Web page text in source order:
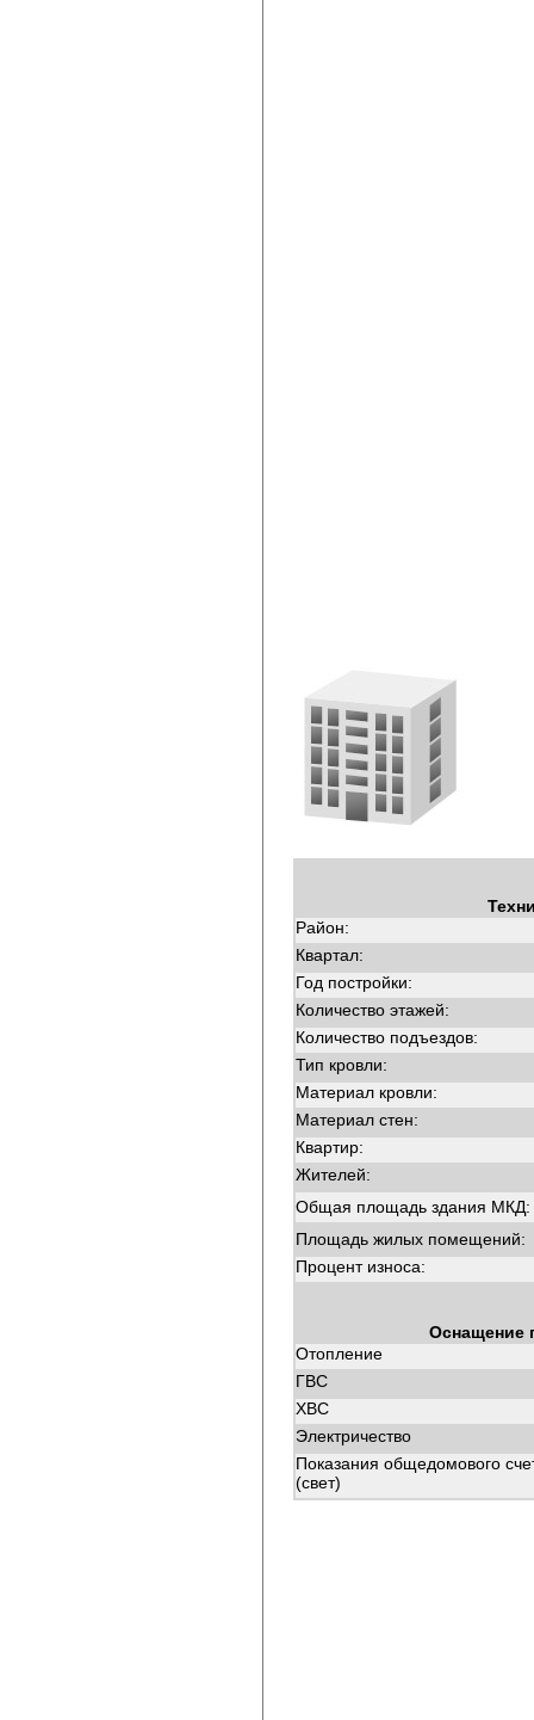
Район:
Квартал:
Год постройки:
Количество этажей:
Количество подъездов:
Тип кровли:
Материал кровли:
Материал стен:
Квартир:
Жителей:
Общая площадь здания МКД:
Площадь жилых помещений:
Процент износа:
Оснащение
Отопление
ГВС
ХВС
Электричество
Показания общедомового
(свет)